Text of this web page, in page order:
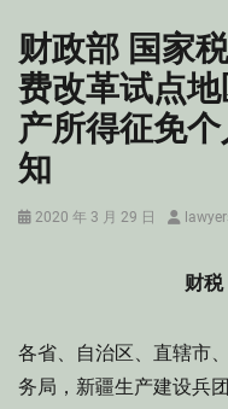
财政部 国家
费改革试点
产所得征免
知
Posted
2020 年 3 月 29 日 Author
财
各省、自治区、直辖市
务局，新疆生产建设兵